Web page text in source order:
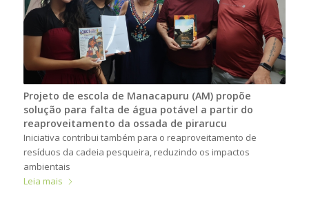
Projeto de escola de Manacapuru (AM) propõe
solução para falta de água potável a partir do
reaproveitamento da ossada de pirarucu
Iniciativa contribui também para o reaproveitamento de
resíduos da cadeia pesqueira, reduzindo os impactos
ambientais
Leia mais